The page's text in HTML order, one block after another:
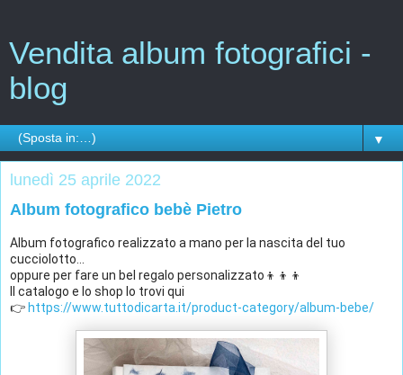
Vendita album fotografici -
blog
▼
lunedì 25 aprile 2022
Album fotografico bebè Pietro
Album fotografico realizzato a mano per la nascita del tuo
cucciolotto...
oppure per fare un bel regalo personalizzato👦👦👦
Il catalogo e lo shop lo trovi qui
👉 https://www.tuttodicarta.it/product-category/album-bebe/